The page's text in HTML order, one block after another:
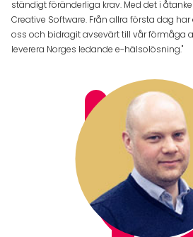
ständigt föränderliga krav. Med det i
Creative Software. Från allra första dag
oss och bidragit avsevärt till vår förmåga
leverera Norges ledande e-hälsolösning."